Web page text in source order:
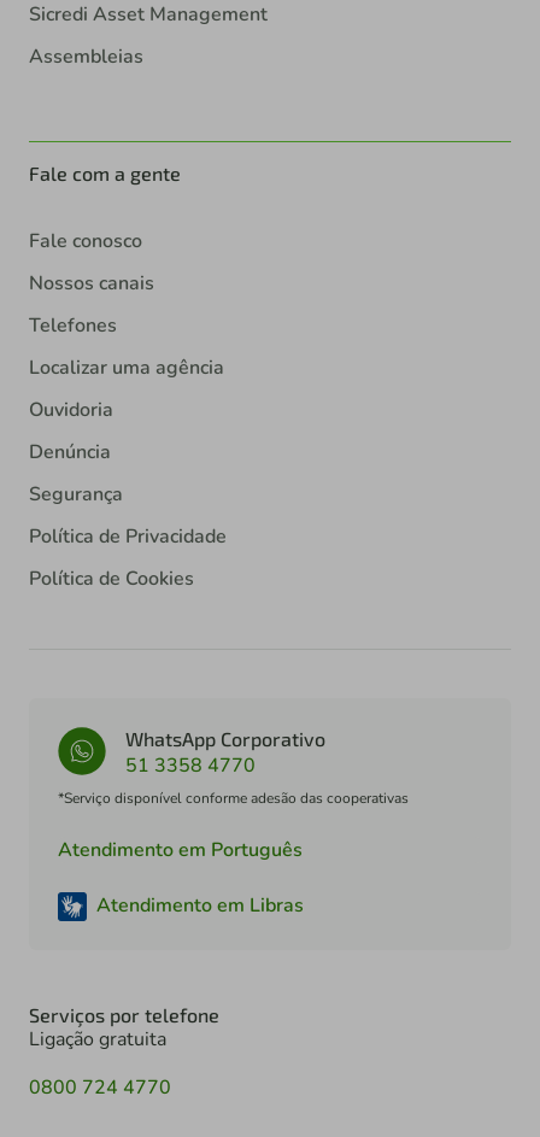
Sicredi Asset Management
Assembleias
Fale com a gente
Fale conosco
Nossos canais
Telefones
Localizar uma agência
Ouvidoria
Denúncia
Segurança
Política de Privacidade
Política de Cookies
WhatsApp Corporativo
51 3358 4770
*Serviço disponível conforme adesão das cooperativas
Atendimento em Português
Atendimento em Libras
Serviços por telefone
Ligação gratuita
0800 724 4770